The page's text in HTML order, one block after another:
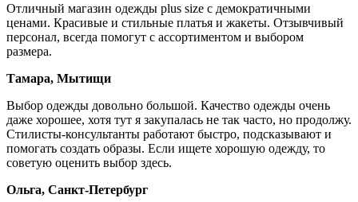
Отличный магазин одежды plus size с демократичными
ценами. Красивые и стильные платья и жакеты. Отзывчивый
персонал, всегда помогут с ассортиментом и выбором
размера.
Тамара, Мытищи
Выбор одежды довольно большой. Качество одежды очень
даже хорошее, хотя тут я закупалась не так часто, но продолжу.
Стилисты-консультанты работают быстро, подсказывают и
помогать создать образы. Если ищете хорошую одежду, то
советую оценить выбор здесь.
Ольга, Санкт-Петербург